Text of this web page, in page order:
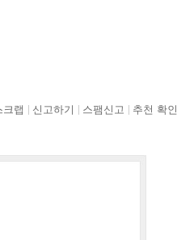
크랩 신고하기 스팸신고 추천 확인